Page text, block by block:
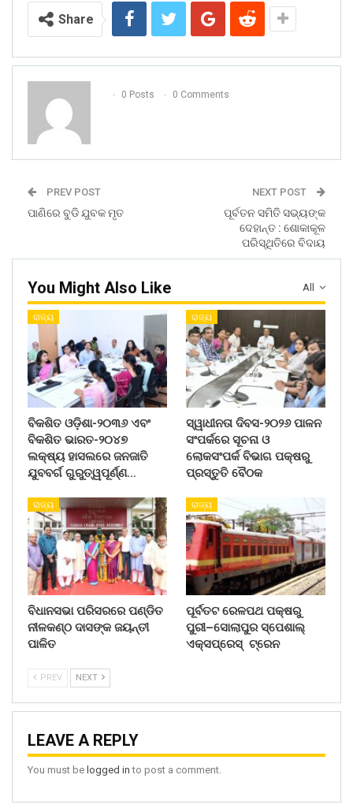
Share
0 Posts 0 Comments
PREV POST
ପାଣିରେ ବୁଡି ଯୁବକ ମୃତ
NEXT POST
ପୂର୍ବତନ ସମିତି ସଭ୍ୟଙ୍କ
ଦେହାନ୍ତ : ଶୋକାକୂଳ
ପରିସ୍ଥିତିରେ ବିଦାୟ
All
You Might Also Like
ରାଜ୍ୟ
ବିକଶିତ ଓଡ଼ିଶା-୨୦୩୬ ଏବଂ
ବିକଶିତ ଭାରତ-୨୦୪୭
ଲକ୍ଷ୍ୟ ହାସଲରେ ଜନଜାତି
ଯୁବବର୍ଗ ଗୁରୁତ୍ୱପୂର୍ଣ୍ଣ…
ରାଜ୍ୟ
ସ୍ୱାଧୀନତା ଦିବସ-୨୦୨୬ ପାଳନ
ସଂପର୍କରେ ସୂଚନା ଓ
ଲୋକସଂପର୍କ ବିଭାଗ ପକ୍ଷରୁ
ପ୍ରସ୍ତୁତି ବୈଠକ
ରାଜ୍ୟ
ବିଧାନସଭା ପରିସରରେ ପଣ୍ଡିତ
ନୀଳକଣ୍ଠ ଦାସଙ୍କ ଜୟନ୍ତୀ
ପାଳିତ
ରାଜ୍ୟ
ପୂର୍ବତଟ ରେଳପଥ ପକ୍ଷରୁ
ପୁରୀ–ସୋଲାପୁର ସ୍ପେଶାଲ୍
ଏକ୍ସପ୍ରେସ୍ ଟ୍ରେନ
PREV NEXT
LEAVE A REPLY
You must be logged in to post a comment.